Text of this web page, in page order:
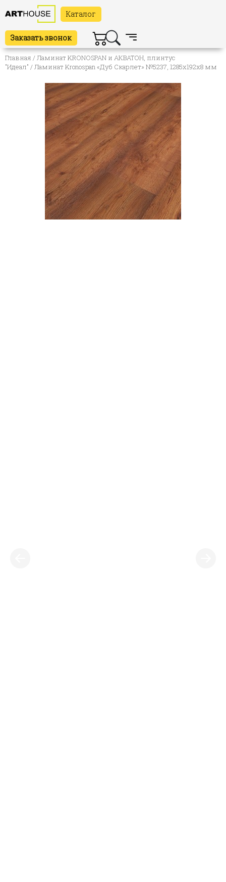
Каталог
Заказать звонок
Главная /Ламинат KRONOSPAN и АКВАТОН, плинтус
"Идеал" / Ламинат Kronospan «Дуб Скарлет» №5237, 1285х192х8 мм